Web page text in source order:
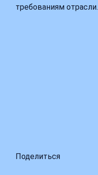
требованиям отрасли.
Поделиться